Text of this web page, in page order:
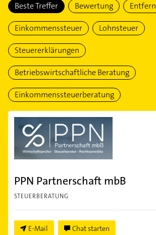
Beste Treffer Bewertung
Einkommenssteuer Lohnsteuer
Steuererklärungen
Betriebswirtschaftliche Beratung
Einkommenssteuerberatung
PPN Partnerschaft mbB
STEUERBERATUNG
E-Mail Chat starten